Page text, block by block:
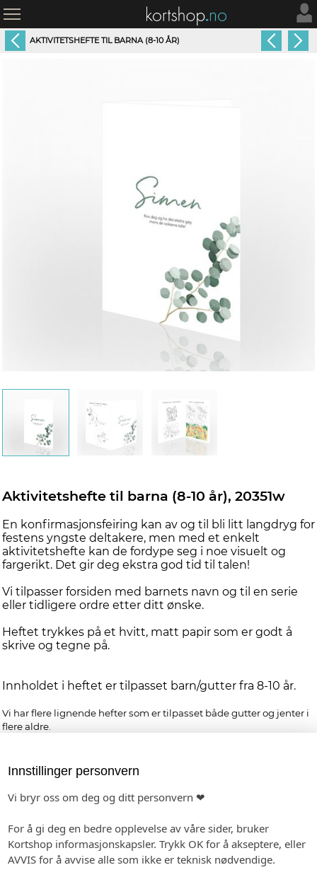
AKTIVITETSHEFTE TIL BARNA (8-10 ÅR)
Aktivitetshefte til barna (8-10 år), 20351w
En konfirmasjonsfeiring kan av og til bli litt langdryg for
festens yngste deltakere, men med et enkelt
aktivitetshefte kan de fordype seg i noe visuelt og
fargerikt. Det gir deg ekstra god tid til talen!
Vi tilpasser forsiden med barnets navn og til en serie
eller tidligere ordre etter ditt ønske.
Heftet trykkes på et hvitt, matt papir som er godt å
skrive og tegne på.
Innholdet i heftet er tilpasset barn/gutter fra 8-10 år.
Vi har flere lignende hefter som er tilpasset både gutter og jenter i
flere aldre.
Personlig tilpasning
Våre designere gjør hver ordre unik, og vi har dermed ingen
sendes i løpet av 2-3 virkedager etter fullført ordre
Format: 148 x 210 mm-
Forhåndsvisning etter 1-2 dager. Produksjon 2-3 dager etter godkjenning.
Innstillinger personvern
Vi bryr oss om deg og ditt personvern ❤
For å gi deg en bedre opplevelse av våre sider, bruker
Kortshop informasjonskapsler. Trykk OK for å akseptere, eller
AVVIS for å avvise alle som ikke er teknisk nødvendige.